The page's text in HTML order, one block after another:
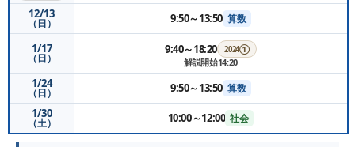
12/13
（日） 9:50～13:50 算数
1/17
（日）
9:40～18:20 2024①
解説開始14:20
1/24
（日） 9:50～13:50 算数
1/30
（土） 10:00～12:00 社会